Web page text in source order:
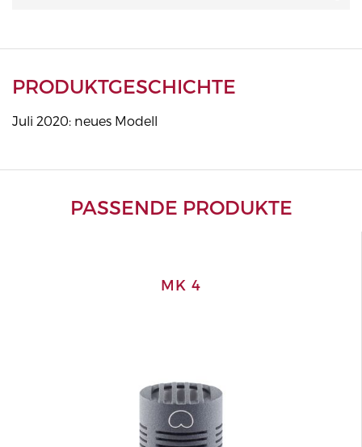
PRODUKTGESCHICHTE
Juli 2020: neues Modell
PASSENDE PRODUKTE
MK 4